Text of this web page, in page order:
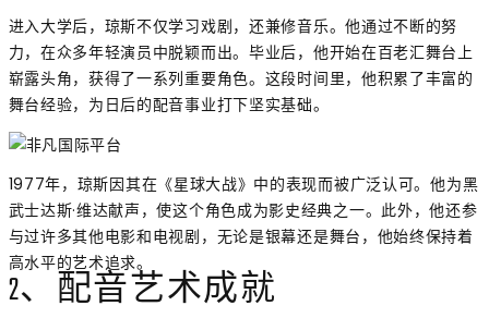
进入大学后，琼斯不仅学习戏剧，还兼修音乐。他通过不断的努
力，在众多年轻演员中脱颖而出。毕业后，他开始在百老汇舞台上
崭露头角，获得了一系列重要角色。这段时间里，他积累了丰富的
舞台经验，为日后的配音事业打下坚实基础。
1977年，琼斯因其在《星球大战》中的表现而被广泛认可。他为黑
武士达斯·维达献声，使这个角色成为影史经典之一。此外，他还参
与过许多其他电影和电视剧，无论是银幕还是舞台，他始终保持着
高水平的艺术追求。
2、配音艺术成就